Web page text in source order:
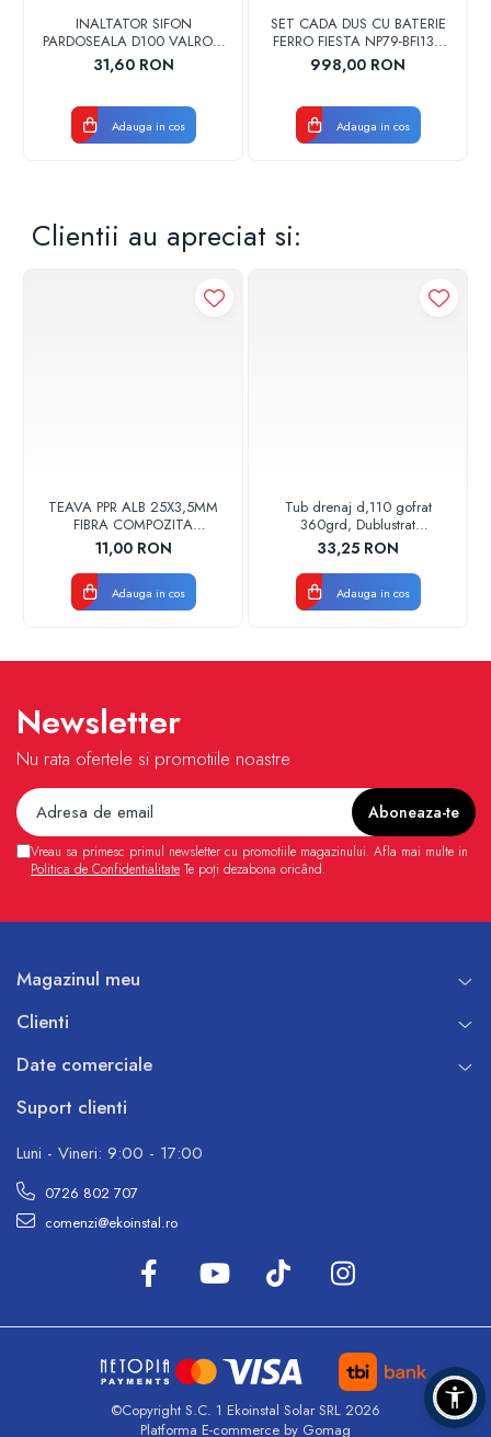
INALTATOR SIFON
PARDOSEALA D100 VALROM
17001900004
31,60 RON
Adauga in cos
SET CADA DUS CU BATERIE
FERRO FIESTA NP79-BFI13U
CROM
998,00 RON
Adauga in cos
Clientii au apreciat si:
TEAVA PPR ALB 25X3,5MM
FIBRA COMPOZITA
10033025004
VALDUOTHERM VALROM
11,00 RON
Adauga in cos
Tub drenaj d,110 gofrat
360grd, Dublustrat
verde/negru 110152 Drainkit
33,25 RON
Adauga in cos
Newsletter
Nu rata ofertele si promotiile noastre
Vreau sa primesc primul newsletter cu promotiile magazinului. Afla mai multe in
Politica de Confidentialitate Te poți dezabona oricând.
Magazinul meu
Clienti
Date comerciale
Suport clienti
Luni - Vineri: 9:00 - 17:00
0726 802 707
comenzi@ekoinstal.ro
©Copyright S.C. 1 Ekoinstal Solar SRL 2026
Platforma E-commerce by Gomag